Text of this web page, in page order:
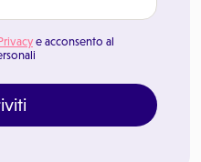
e acconsento al